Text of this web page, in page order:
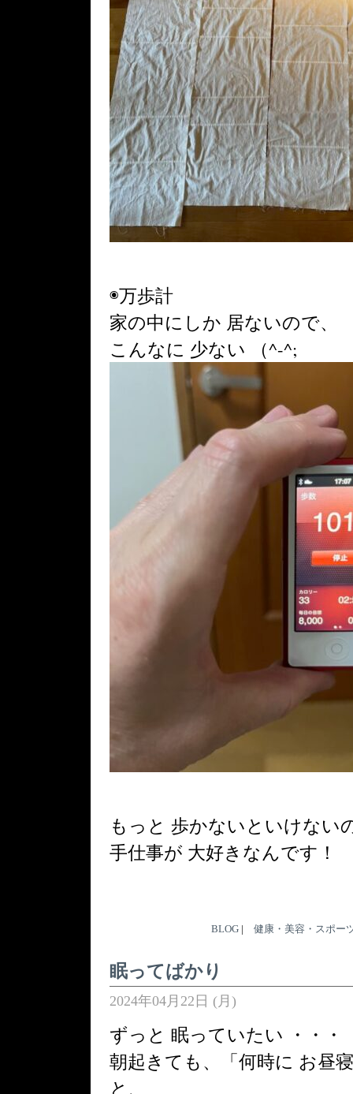
◉万歩計
家の中にしか 居ないので、
こんなに 少ない （^-^;
もっと 歩かないといけない
手仕事が 大好きなんです！
BLOG | 健康・美容・スポー
眠ってばかり
2024年04月22日 (月)
ずっと 眠っていたい ・・・
朝起きても、「何時に お昼
と、